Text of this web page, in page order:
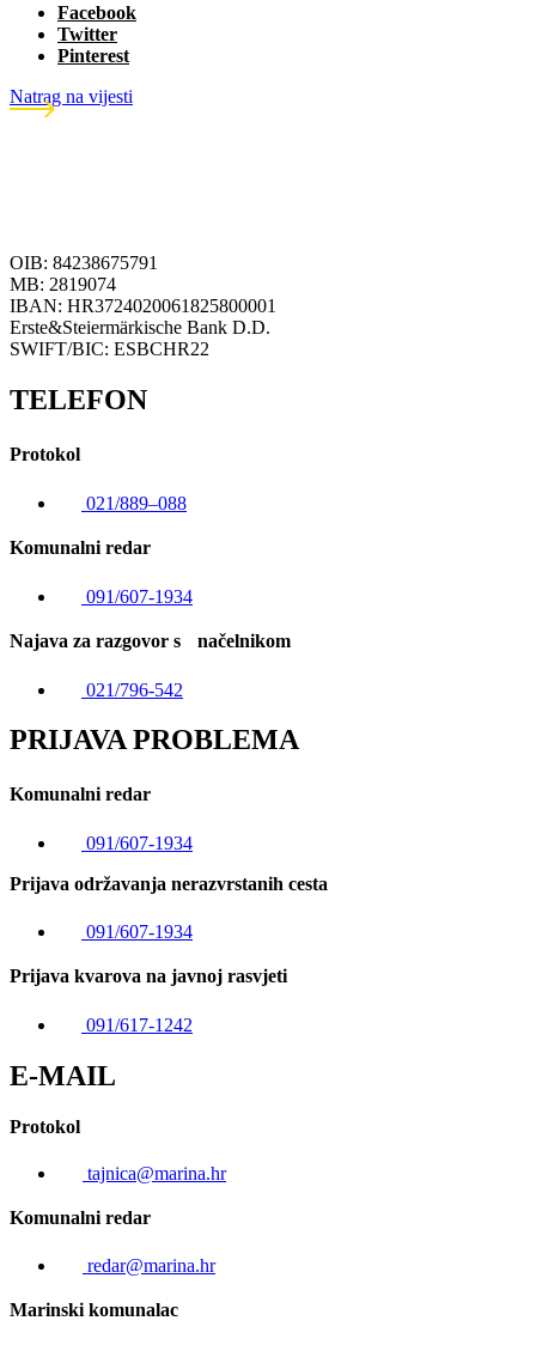
Facebook
Twitter
Pinterest
Natrag na vijesti
OIB: 84238675791
MB: 2819074
IBAN: HR3724020061825800001
Erste&Steiermärkische Bank D.D.
SWIFT/BIC: ESBCHR22
TELEFON
Protokol
021/889–088
Komunalni redar
091/607-1934
Najava za razgovor s načelnikom
021/796-542
PRIJAVA PROBLEMA
Komunalni redar
091/607-1934
Prijava održavanja nerazvrstanih cesta
091/607-1934
Prijava kvarova na javnoj rasvjeti
091/617-1242
E-MAIL
Protokol
tajnica@marina.hr
Komunalni redar
redar@marina.hr
Marinski komunalac